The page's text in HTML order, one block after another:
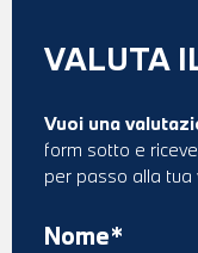
VALUTA
Vuoi una
form sotto e
per passo alla tua
Nome*